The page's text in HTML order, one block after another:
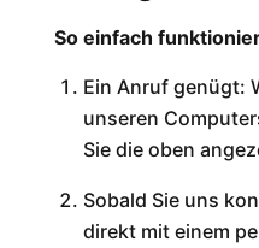
So einfach
Ein Anruf genügt:
unseren
Sie die oben
Sobald Sie uns
direkt mit einem